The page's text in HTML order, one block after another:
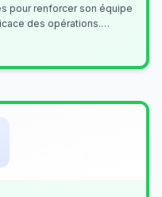
pour renforcer son équipe
des opérations.